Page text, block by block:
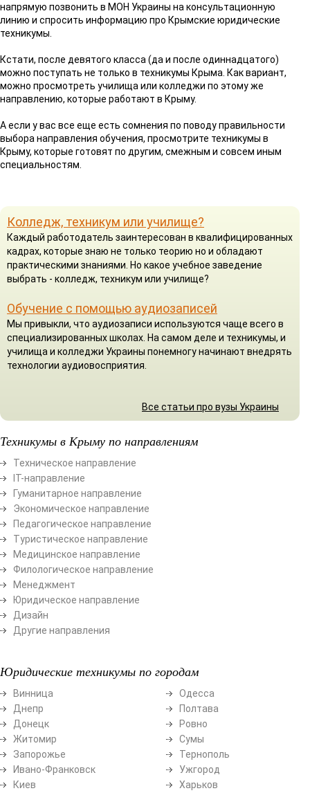
напрямую позвонить в МОН Украины на консультационную
линию и спросить информацию про Крымские юридические
техникумы.
Кстати, после девятого класса (да и после одиннадцатого)
можно поступать не только в техникумы Крыма. Как вариант,
можно просмотреть училища или колледжи по этому же
направлению, которые работают в Крыму.
А если у вас все еще есть сомнения по поводу правильности
выбора направления обучения, просмотрите техникумы в
Крыму, которые готовят по другим, смежным и совсем иным
специальностям.
Колледж, техникум или училище?
Каждый работодатель заинтересован в квалифицированных
кадрах, которые знаю не только теорию но и обладают
практическими знаниями. Но какое учебное заведение
выбрать - колледж, техникум или училище?
Обучение с помощью аудиозаписей
Мы привыкли, что аудиозаписи используются чаще всего в
специализированных школах. На самом деле и техникумы, и
училища и колледжи Украины понемногу начинают внедрять
технологии аудиовосприятия.
Все статьи про вузы Украины
Техникумы в Крыму по направлениям
Техническое направление
ІТ-направление
Гуманитарное направление
Экономическое направление
Педагогическое направление
Туристическое направление
Медицинское направление
Филологическое направление
Менеджмент
Юридическое направление
Дизайн
Другие направления
Юридические техникумы по городам
Винница
Днепр
Донецк
Житомир
Запорожье
Ивано-Франковск
Киев
Одесса
Полтава
Ровно
Сумы
Тернополь
Ужгород
Харьков